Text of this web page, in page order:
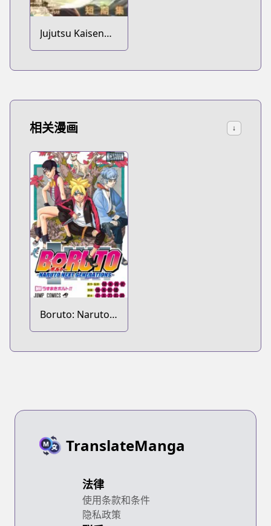
Jujutsu Kaisen
Modulo
相关漫画 ↓
Boruto: Naruto
Next
TranslateManga
法律
使用条款和条件
隐私政策